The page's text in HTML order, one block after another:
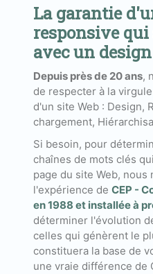
La garantie
responsive
avec un
Depuis près de 20 ans,
de respecter à la
d'un site Web : Design,
chargement,
Si besoin, pour
chaînes de mots clés
page du site Web, nous
l'expérience de CEP -
en 1988 et installée à
déterminer l'évolution
celles qui génèrent le
constituera la base de
une vraie différence de